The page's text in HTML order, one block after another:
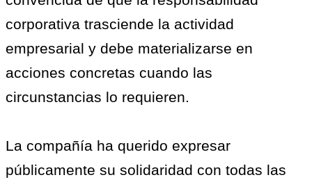
corporativa trasciende la actividad
empresarial y debe materializarse en
acciones concretas cuando las
circunstancias lo requieren.
La compañía ha querido expresar
públicamente su solidaridad con todas las